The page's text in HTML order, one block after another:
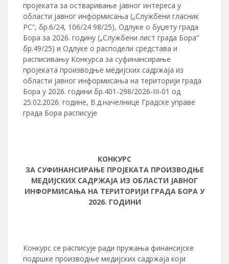
пројеката за остваривање јавног интереса у
области јавног информисања („Службени гласник
РС“, бр.6/24, 106/24 98/25), Одлуке о буџету града
Бора за 2026. годину („Службени лист града Бора“
бр.49/25) и Одлуке о расподели средстава и
расписивању Конкурса за суфинансирање
пројеката производње медијских садржаја из
области јавног информисања на територији града
Бора у 2026. години бр.401-298/2026-III-01 oд
25.02.2026. године, В.д.начелнице Градске управе
града Бора расписује
КОНКУРС
ЗА СУФИНАНСИРАЊЕ ПРОJЕКАТА ПРОИЗВОДЊЕ
МЕДИЈСКИХ САДРЖАЈА ИЗ ОБЛАСТИ JАВНОГ
ИНФОРМИСАЊА НА ТЕРИТОРИЈИ ГРАДА БОРА У
2026. ГОДИНИ
Конкурс се расписује ради пружања финансијске
подршке производње медијских садржаја који